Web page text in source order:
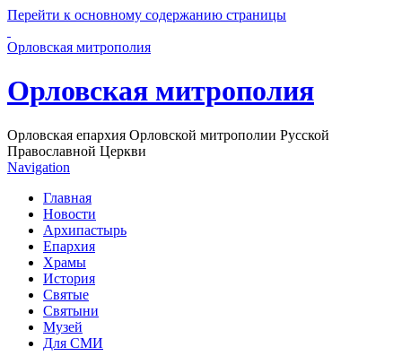
Перейти к основному содержанию страницы
Орловская митрополия
Орловская митрополия
Орловская епархия Орловской митрополии Русской
Православной Церкви
Navigation
Главная
Новости
Архипастырь
Епархия
Храмы
История
Святые
Святыни
Музей
Для СМИ